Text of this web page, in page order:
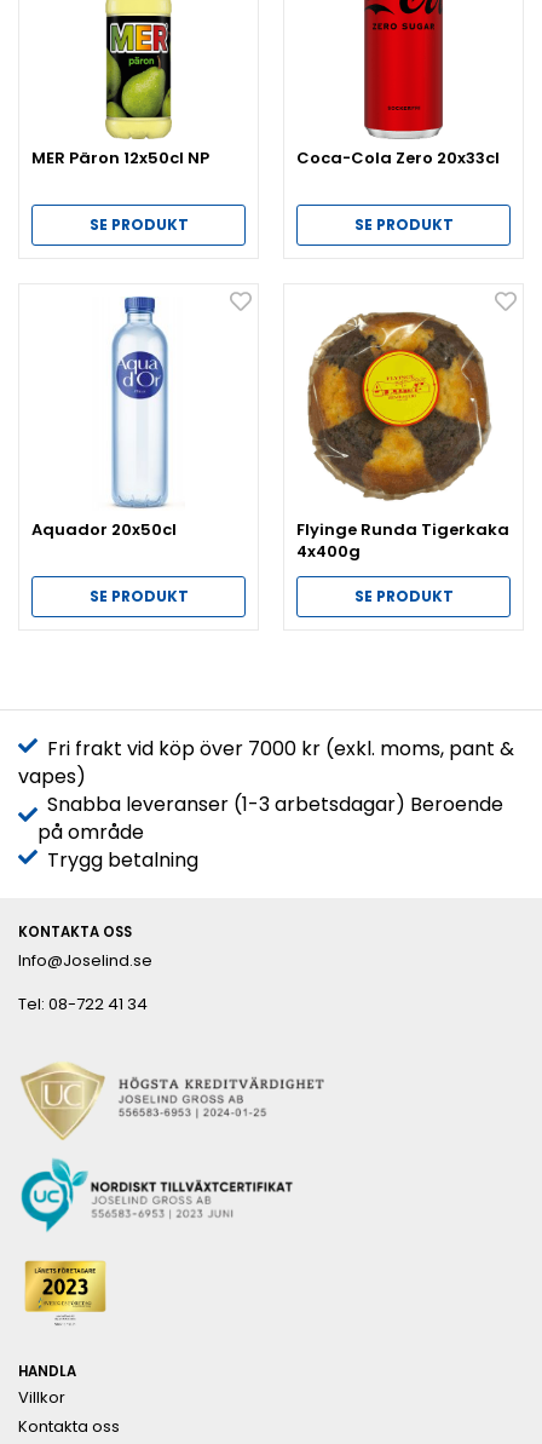
MER Päron 12x50cl NP
SE PRODUKT
Coca-Cola Zero 20x33cl
SE PRODUKT
Aquador 20x50cl
SE PRODUKT
Flyinge Runda Tigerkaka
4x400g
SE PRODUKT
Fri frakt vid köp över 7000 kr (exkl. moms, pant &
vapes)
Snabba leveranser (1-3 arbetsdagar) Beroende
på område
Trygg betalning
KONTAKTA OSS
Info@Joselind.se
Tel: 08-722 41 34
HANDLA
Villkor
Kontakta oss